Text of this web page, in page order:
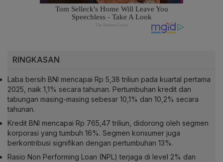
RINGKASAN
Laba bersih BNI mencapai Rp 5,38 triliun pada kuartal pertama
2025, naik 1,1% secara tahunan. Pertumbuhan kredit dan
tabungan masing-masing sebesar 10,1% dan 10,2% secara
tahunan.
Kredit BNI mencapai Rp 765,47 triliun, didorong oleh segmen
korporasi yang tumbuh 16%. Segmen konsumer juga
berkontribusi signifikan dengan pertumbuhan 13%.
Rasio Non Performing Loan (NPL) terjaga di level 2% dan